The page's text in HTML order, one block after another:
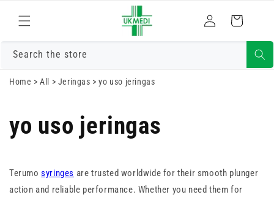
directamente
al contenido
sesión
Carrito
Search the store
Home >All > Jeringas >yo uso jeringas
yo uso jeringas
Terumosyringes are trusted worldwide for their smooth plunger
action and reliable performance. Whether you need them for